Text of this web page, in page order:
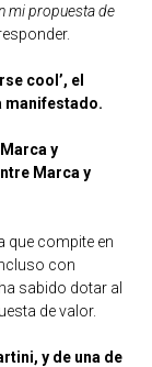
mi propuesta de
cool’, el
manifestado.
y
Marca y
que compite en
con
sabido dotar al
de valor.
y de una de